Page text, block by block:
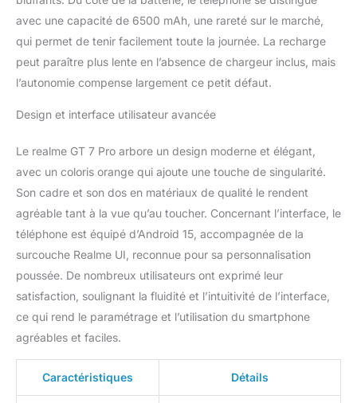
avec une capacité de 6500 mAh, une rareté sur le marché,
qui permet de tenir facilement toute la journée. La recharge
peut paraître plus lente en l’absence de chargeur inclus, mais
l’autonomie compense largement ce petit défaut.
Design et interface utilisateur avancée
Le realme GT 7 Pro arbore un design moderne et élégant,
avec un coloris orange qui ajoute une touche de singularité.
Son cadre et son dos en matériaux de qualité le rendent
agréable tant à la vue qu’au toucher. Concernant l’interface, le
téléphone est équipé d’Android 15, accompagnée de la
surcouche Realme UI, reconnue pour sa personnalisation
poussée. De nombreux utilisateurs ont exprimé leur
satisfaction, soulignant la fluidité et l’intuitivité de l’interface,
ce qui rend le paramétrage et l’utilisation du smartphone
agréables et faciles.
Caractéristiques Détails